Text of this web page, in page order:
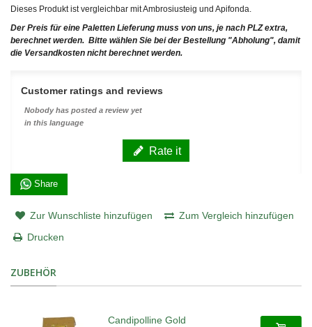
Dieses Produkt ist vergleichbar mit Ambrosiusteig und Apifonda.
Der Preis für eine Paletten Lieferung muss von uns, je nach PLZ extra,
berechnet werden. Bitte wählen Sie bei der Bestellung "Abholung", damit
die Versandkosten nicht berechnet werden.
Customer ratings and reviews
Nobody has posted a review yet
in this language
Rate it
Share
Zur Wunschliste hinzufügen
Zum Vergleich hinzufügen
Drucken
ZUBEHÖR
Candipolline Gold